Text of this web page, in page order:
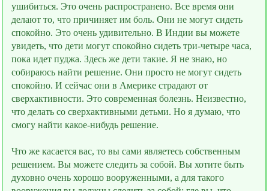
ушибиться. Это очень распространено. Всe время они
делают то, что причиняет им боль. Они не могут сидеть
спокойно. Это очень удивительно. В Индии вы можете
увидеть, что дети могут спокойно сидеть три-четыре часа,
пока идeт пуджа. Здесь же дети такие. Я не знаю, но
собираюсь найти решение. Они просто не могут сидеть
спокойно. И сейчас они в Америке страдают от
сверхактивности. Это современная болезнь. Неизвестно,
что делать со сверхактивными детьми. Но я думаю, что
смогу найти какое-нибудь решение.
Что же касается вас, то вы сами являетесь собственным
решением. Вы можете следить за собой. Вы хотите быть
духовно очень хорошо вооруженными, а для такого